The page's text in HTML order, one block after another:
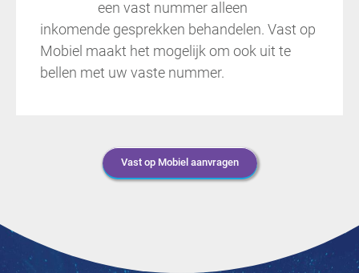
een vast nummer alleen
inkomende gesprekken behandelen. Vast op
Mobiel maakt het mogelijk om ook uit te
bellen met uw vaste nummer.
Vast op Mobiel aanvragen